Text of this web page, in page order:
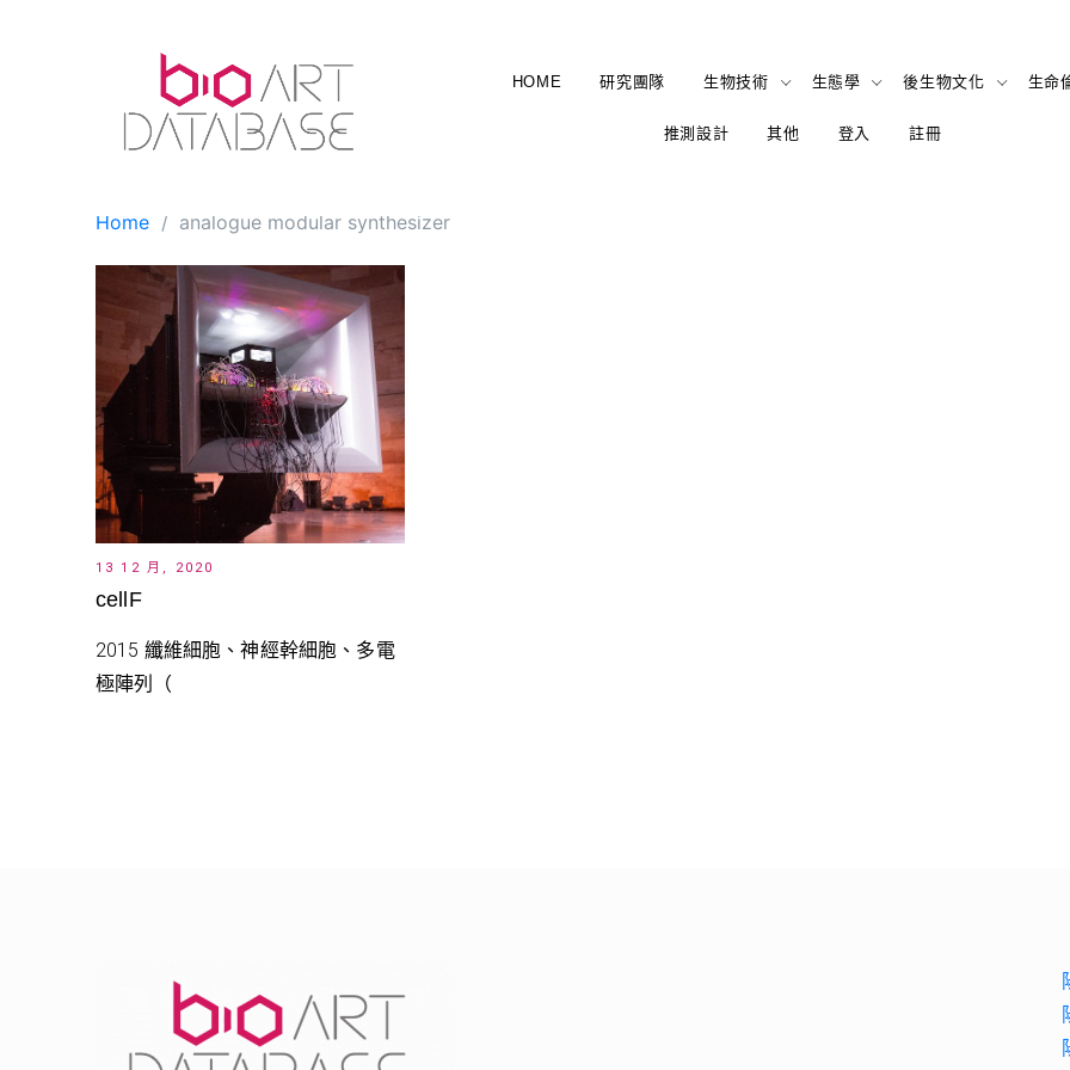
HOME 研究團隊 生物技術 生態學 後生物文化 生命
推測設計 其他 登入 註冊
Home analogue modular synthesizer
13 12 月, 2020
cellF
2015 纖維細胞、神經幹細胞、多電
極陣列（